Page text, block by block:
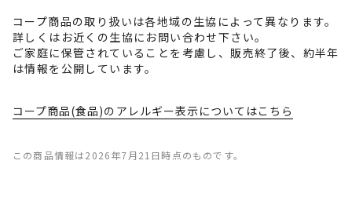
コープ商品の取り扱いは各地域の生協によって異なります。
詳しくはお近くの生協にお問い合わせ下さい。
ご家庭に保管されていることを考慮し、販売終了後、約半年
は情報を公開しています。
コープ商品(食品)のアレルギー表示についてはこちら
この商品情報は2026年7月21日時点のものです。